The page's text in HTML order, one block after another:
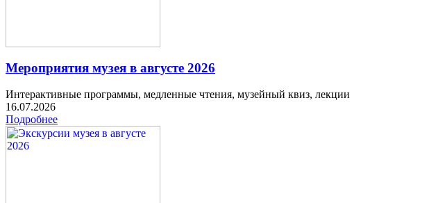
Мероприятия музея в августе 2026
Интерактивные программы, медленные чтения, музейный квиз, лекции
16.07.2026
Подробнее